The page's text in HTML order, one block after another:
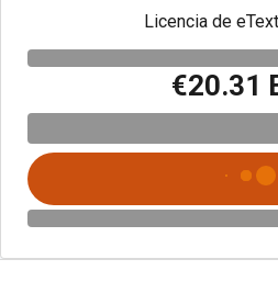
Licencia de
€20.31